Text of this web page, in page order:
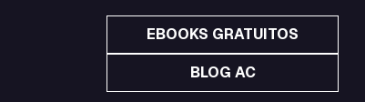
EBOOKS GRATUITOS
BLOG AC